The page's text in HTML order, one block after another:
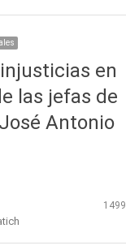
en
las jefas de
Antonio
1499